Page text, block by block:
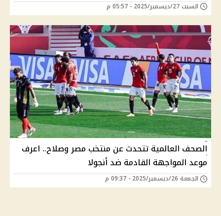
السبت 27/ديسمبر/2025 - 05:57 م
الصحف العالمية تتحدث عن منتخب مصر وصلاح.. اعرف
موعد المواجهة القادمة ضد أنجولا
الجمعة 26/ديسمبر/2025 - 09:37 م